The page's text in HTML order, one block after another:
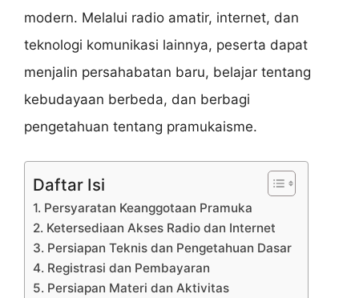
modern. Melalui radio amatir, internet, dan
teknologi komunikasi lainnya, peserta dapat
menjalin persahabatan baru, belajar tentang
kebudayaan berbeda, dan berbagi
pengetahuan tentang pramukaisme.
Daftar Isi
1. Persyaratan Keanggotaan Pramuka
2. Ketersediaan Akses Radio dan Internet
3. Persiapan Teknis dan Pengetahuan Dasar
4. Registrasi dan Pembayaran
5. Persiapan Materi dan Aktivitas